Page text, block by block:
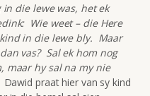
die lewe was, het ek
Wie weet – die Here
in die lewe bly. Maar
vas? Sal ek hom nog
maar hy sal na my nie
Dawid praat hier van sy kind